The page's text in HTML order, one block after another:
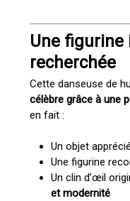
Une figurine
recherchée
Cette danseuse de
célèbre grâce à une
en fait :
Un objet
Une figurine
Un clin d’œil
et modernité